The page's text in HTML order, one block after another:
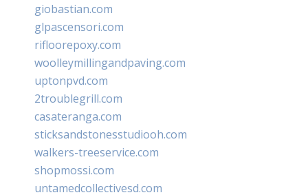
giobastian.com
glpascensori.com
rifloorepoxy.com
woolleymillingandpaving.com
uptonpvd.com
2troublegrill.com
casateranga.com
sticksandstonesstudiooh.com
walkers-treeservice.com
shopmossi.com
untamedcollectivesd.com